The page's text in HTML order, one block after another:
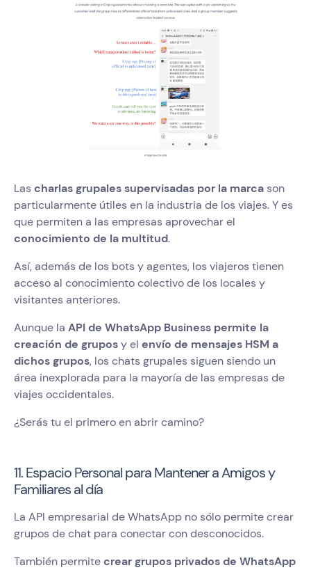
Las charlas grupales supervisadas por la marca son
particularmente útiles en la industria de los viajes. Y es
que permiten a las empresas aprovechar el
conocimiento de la multitud.
Así, además de los bots y agentes, los viajeros tienen
acceso al conocimiento colectivo de los locales y
visitantes anteriores.
Aunque la API de WhatsApp Business permite la
creación de gruposy el envío de mensajes HSM a
dichos grupos, los chats grupales siguen siendo un
área inexplorada para la mayoría de las empresas de
viajes occidentales.
¿Serás tu el primero en abrir camino?
11. Espacio Personal para Mantener a Amigos y
Familiares al día
La API empresarial de WhatsApp no sólo permite crear
grupos de chat para conectar con desconocidos.
También permitecrear grupos privados de WhatsApp